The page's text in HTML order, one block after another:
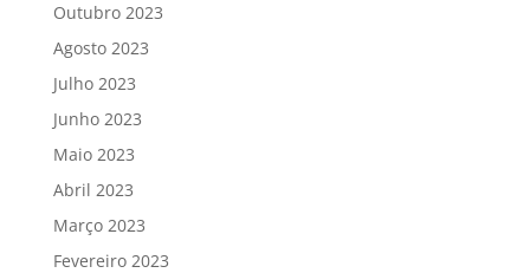
Outubro 2023
Agosto 2023
Julho 2023
Junho 2023
Maio 2023
Abril 2023
Março 2023
Fevereiro 2023